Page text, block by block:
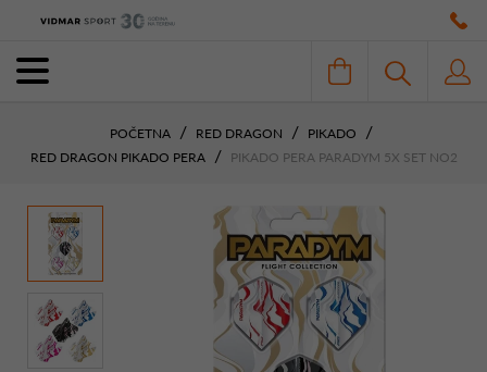
POČETNA RED DRAGON
PIKADO
RED DRAGON PIKADO PERA
PIKADO PERA PARADYM 5X SET NO2